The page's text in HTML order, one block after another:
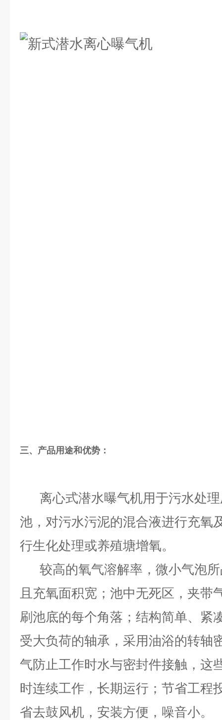
三、产品用途和优势：
离心式潜水曝气机用于污水处
池，对污水污泥的混合液进行充氧
行生化处理或养殖塘增氧。
较高的氧气溶解率，微小气泡
且充氧面积宽；池中无死区，夹带
刷池底的每个角落；结构简单、紧
受大负荷的轴承，采用油浴的转轴
气防止工作时水与密封件接触，这
时连续工作，长期运行；节省工程
省去鼓风机，安装方便，噪音小。